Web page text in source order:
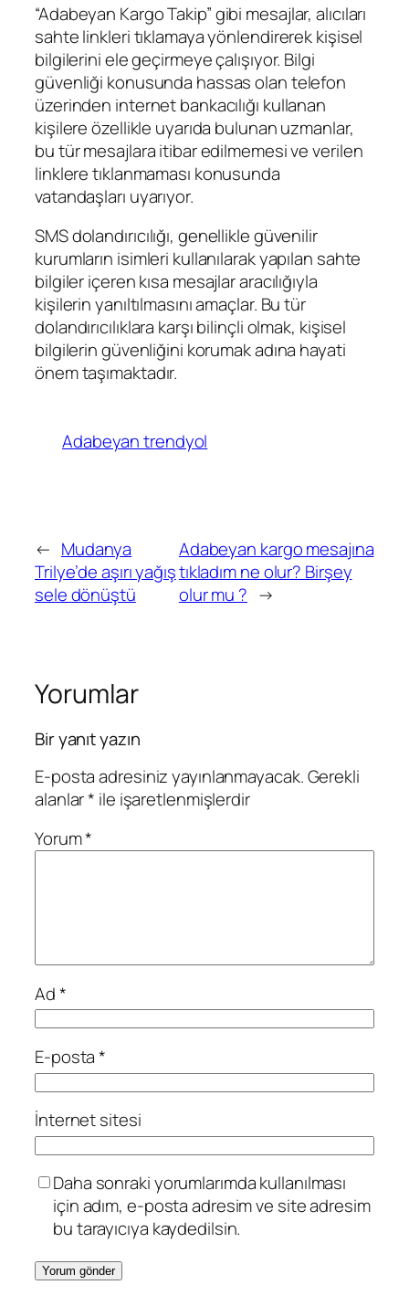
“Adabeyan Kargo Takip” gibi mesajlar, alıcıları
sahte linkleri tıklamaya yönlendirerek kişisel
bilgilerini ele geçirmeye çalışıyor. Bilgi
güvenliği konusunda hassas olan telefon
üzerinden internet bankacılığı kullanan
kişilere özellikle uyarıda bulunan uzmanlar,
bu tür mesajlara itibar edilmemesi ve verilen
linklere tıklanmaması konusunda
vatandaşları uyarıyor.
SMS dolandırıcılığı, genellikle güvenilir
kurumların isimleri kullanılarak yapılan sahte
bilgiler içeren kısa mesajlar aracılığıyla
kişilerin yanıltılmasını amaçlar. Bu tür
dolandırıcılıklara karşı bilinçli olmak, kişisel
bilgilerin güvenliğini korumak adına hayati
önem taşımaktadır.
Adabeyan trendyol
← Mudanya
Trilye’de aşırı yağış
sele dönüştü
Adabeyan kargo mesajına
tıkladım ne olur? Birşey
olur mu ? →
Yorumlar
Bir yanıt yazın
E-posta adresiniz yayınlanmayacak.Gerekli
alanlar* ile işaretlenmişlerdir
Yorum*
Ad*
E-posta*
İnternet sitesi
Daha sonraki yorumlarımda kullanılması
için adım, e-posta adresim ve site adresim
bu tarayıcıya kaydedilsin.